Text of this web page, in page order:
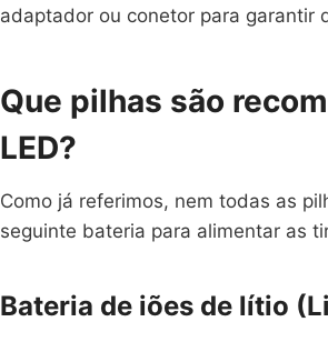
adaptador ou conetor para garantir
Que pilhas são
LED?
Como já referimos, nem todas as
seguinte bateria para alimentar as
Bateria de iões de lítio